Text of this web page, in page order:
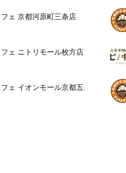
ェ 京都河原町三条店
ェ ニトリモール枚方店
ェ イオンモール京都五条店